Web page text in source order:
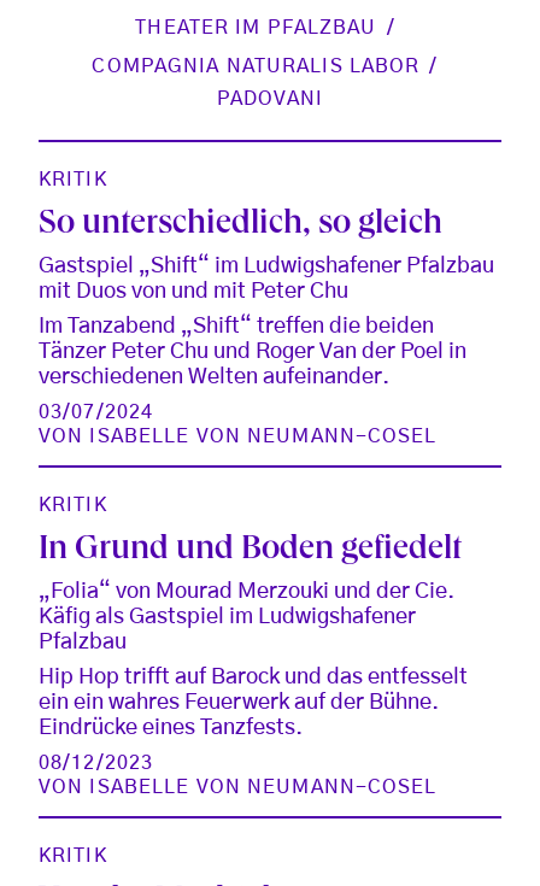
THEATER IM PFALZBAU
COMPAGNIA NATURALIS LABOR
PADOVANI
KRITIK
So unterschiedlich, so gleich
Gastspiel „Shift“ im Ludwigshafener Pfalzbau
mit Duos von und mit Peter Chu
Im Tanzabend „Shift“ treffen die beiden
Tänzer Peter Chu und Roger Van der Poel in
verschiedenen Welten aufeinander.
03/07/2024
VON
ISABELLE VON NEUMANN-COSEL
KRITIK
In Grund und Boden gefiedelt
„Folia“ von Mourad Merzouki und der Cie.
Käfig als Gastspiel im Ludwigshafener
Pfalzbau
Hip Hop trifft auf Barock und das entfesselt
ein ein wahres Feuerwerk auf der Bühne.
Eindrücke eines Tanzfests.
08/12/2023
VON
ISABELLE VON NEUMANN-COSEL
KRITIK